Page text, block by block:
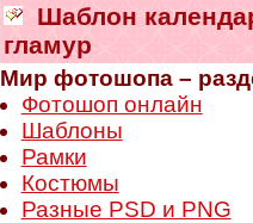
Шаблон
гламур
Мир фотошопа –
Фотошоп онлайн
Шаблоны
Рамки
Костюмы
Разные PSD и PNG